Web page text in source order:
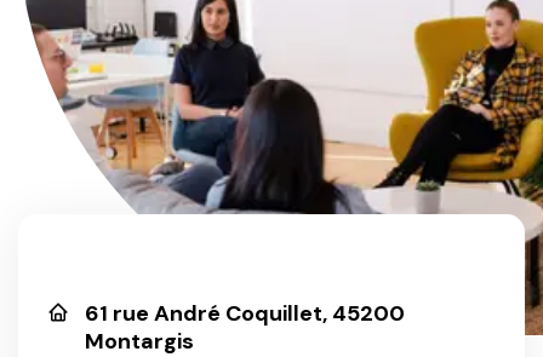
61 rue André Coquillet, 45200
Montargis